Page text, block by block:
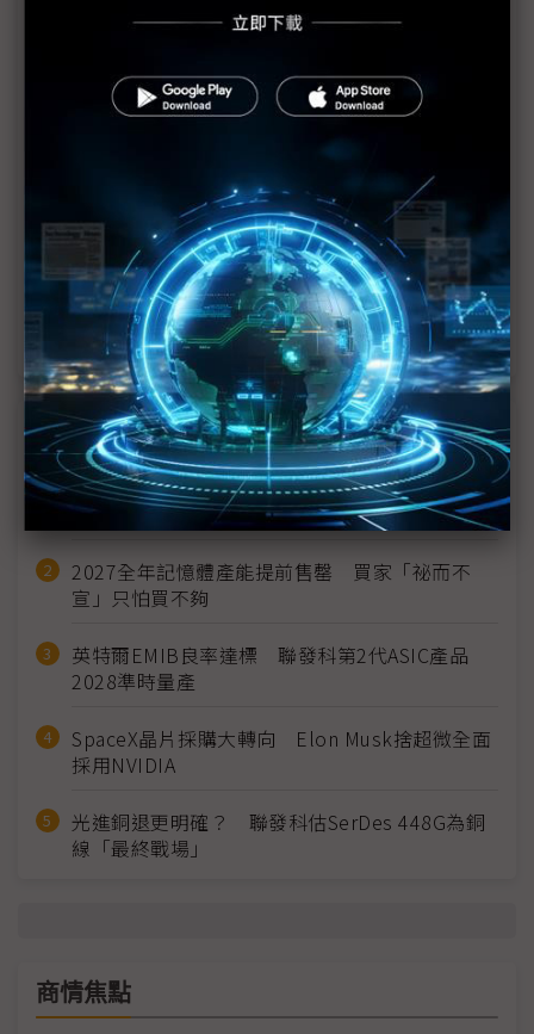
昇頻進階工規行動路由器、PoE與網管系統
氣動新品 立足全球
掌握實施要領、妙用先進平台工具 加速 AI 應用落地
1 2 3 >>
近７天熱門報導
MLCC訂單過熱、出貨比創高 村田示警全球AI基
建熱潮將趨緩
2027全年記憶體產能提前售罄 買家「祕而不
宣」只怕買不夠
英特爾EMIB良率達標 聯發科第2代ASIC產品
2028準時量產
SpaceX晶片採購大轉向 Elon Musk捨超微全面
採用NVIDIA
光進銅退更明確？ 聯發科估SerDes 448G為銅
線「最終戰場」
商情焦點